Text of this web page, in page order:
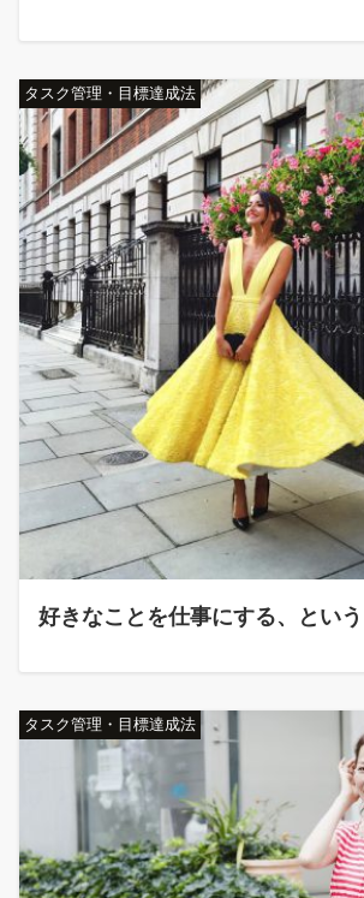
タスク管理・目標達成法
好きなことを仕事にする、とい
タスク管理・目標達成法